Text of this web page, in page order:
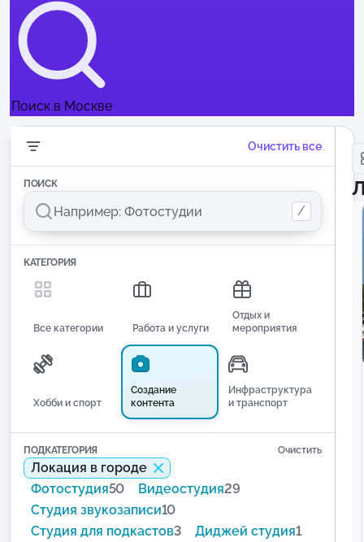
Поиск в Москве
Очистить все
ПОИСК
/
КАТЕГОРИЯ
Все категории Работа и услуги
Отдых и
мероприятия
Хобби и спорт
Создание
контента
Инфраструктура
и транспорт
ПОДКАТЕГОРИЯ Очистить
Локация в городе
Фотостудия50 Видеостудия29
Студия звукозаписи10
Студия для подкастов3 Диджей студия1